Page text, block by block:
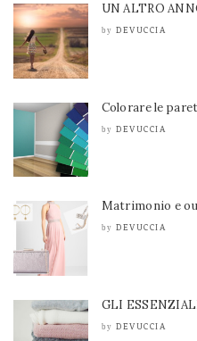
UN ALTRO
by DEVUCCIA
Colorare le
by DEVUCCIA
Matrimonio e
by DEVUCCIA
GLI
by DEVUCCIA